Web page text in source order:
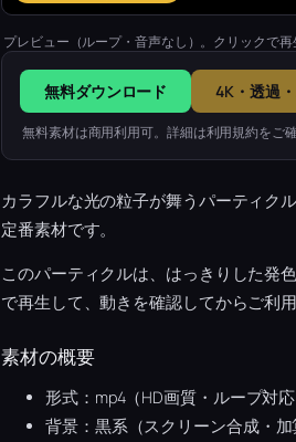
プレビュー（ループ・音声なし）。クリックで再
無料ダウンロード 4K・透過
無料素材は商用利用可。詳細は利用規約をご確
カラフルな光の粒子が舞うパーティク
定番素材です。
このパーティクルは、はっきりした発
で再生して、動きを確認してからご利用
素材の概要
形式：mp4（HD画質・ループ対応
背景：黒系（スクリーン合成・加